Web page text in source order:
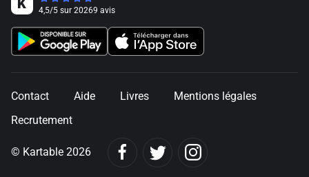
4,5/5 sur 20269 avis
Contact Aide Livres
Mentions légales
Recrutement
© Kartable 2026